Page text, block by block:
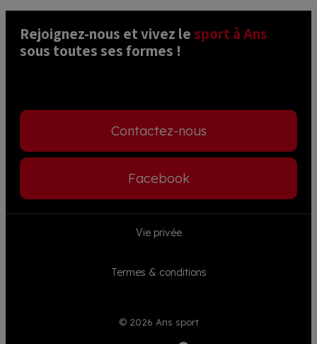
Rejoignez-nous et vivez le sport à Ans
sous toutes ses formes !
Contactez-nous
Facebook
Footer
Vie privée
Termes & conditions
© 2026 Ans sport